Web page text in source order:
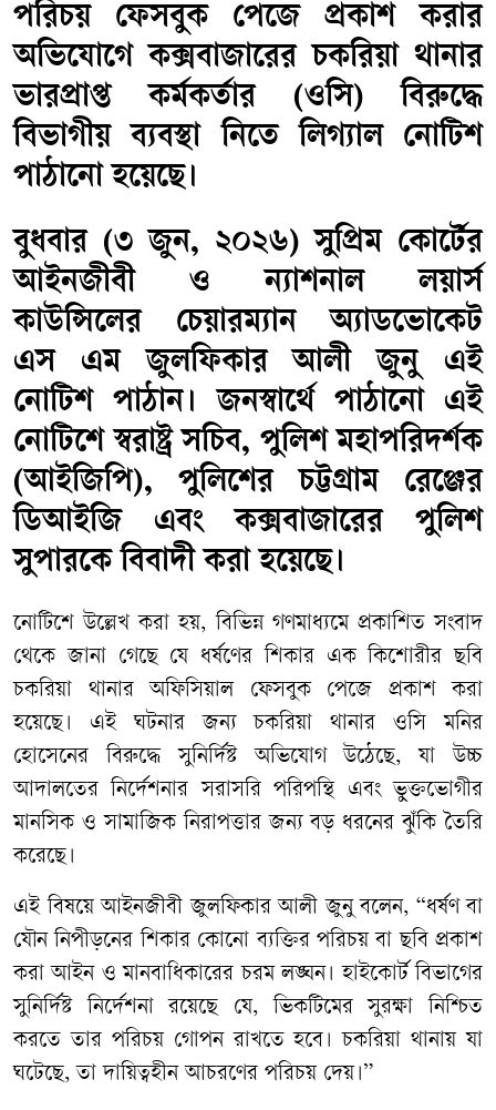
পরিচয় ফেসবুক পেজে প্রকাশ করার
অভিযোগে কক্সবাজারের চকরিয়া থানার
ভারপ্রাপ্ত কর্মকর্তার (ওসি) বিরুদ্ধে
বিভাগীয় ব্যবস্থা নিতে লিগ্যাল নোটিশ
পাঠানো হয়েছে।
বুধবার (৩ জুন, ২০২৬) সুপ্রিম কোর্টের
আইনজীবী ও ন্যাশনাল লয়ার্স
কাউন্সিলের চেয়ারম্যান অ্যাডভোকেট
এস এম জুলফিকার আলী জুনু এই
নোটিশ পাঠান। জনস্বার্থে পাঠানো এই
নোটিশে স্বরাষ্ট্র সচিব, পুলিশ মহাপরিদর্শক
(আইজিপি), পুলিশের চট্টগ্রাম রেঞ্জের
ডিআইজি এবং কক্সবাজারের পুলিশ
সুপারকে বিবাদী করা হয়েছে।
​নোটিশে উল্লেখ করা হয়, বিভিন্ন গণমাধ্যমে প্রকাশিত সংবাদ
থেকে জানা গেছে যে ধর্ষণের শিকার এক কিশোরীর ছবি
চকরিয়া থানার অফিসিয়াল ফেসবুক পেজে প্রকাশ করা
হয়েছে। এই ঘটনার জন্য চকরিয়া থানার ওসি মনির
হোসেনের বিরুদ্ধে সুনির্দিষ্ট অভিযোগ উঠেছে, যা উচ্চ
আদালতের নির্দেশনার সরাসরি পরিপন্থি এবং ভুক্তভোগীর
মানসিক ও সামাজিক নিরাপত্তার জন্য বড় ধরনের ঝুঁকি তৈরি
করেছে।
​এই বিষয়ে আইনজীবী জুলফিকার আলী জুনু বলেন, “ধর্ষণ বা
যৌন নিপীড়নের শিকার কোনো ব্যক্তির পরিচয় বা ছবি প্রকাশ
করা আইন ও মানবাধিকারের চরম লঙ্ঘন। হাইকোর্ট বিভাগের
সুনির্দিষ্ট নির্দেশনা রয়েছে যে, ভিকটিমের সুরক্ষা নিশ্চিত
করতে তার পরিচয় গোপন রাখতে হবে। চকরিয়া থানায় যা
ঘটেছে, তা দায়িত্বহীন আচরণের পরিচয় দেয়।”